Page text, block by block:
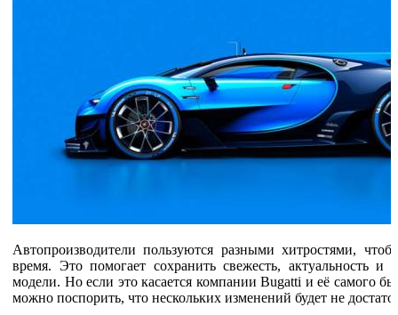
Автопроизводители пользуются разными хитростями,
время. Это помогает сохранить свежесть, актуальность
модели. Но если это касается компании Bugatti и её самого
можно поспорить, что нескольких изменений будет не